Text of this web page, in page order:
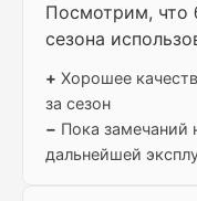
Посмотрим, что
сезона
+ Хорошее
за сезон
− Пока
дальнейшей